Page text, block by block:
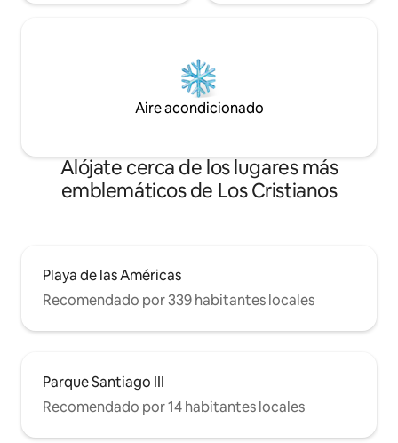
Aire acondicionado
Alójate cerca de los lugares más
emblemáticos de Los Cristianos
Playa de las Américas
Recomendado por 339 habitantes locales
Parque Santiago III
Recomendado por 14 habitantes locales